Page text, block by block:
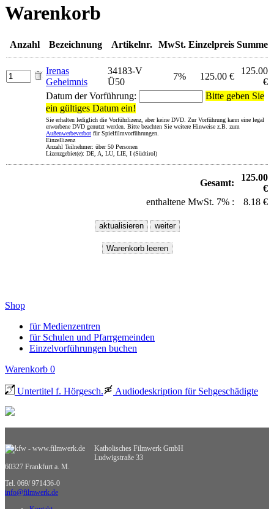
Warenkorb
Anzahl Bezeichnung Artikelnr. MwSt. Einzelpreis Summe
Irenas
Geheimnis
34183-V
Ü50
7% 125.00 €
125.00
€
Datum der Vorführung:
Bitte geben Sie
ein gültiges Datum ein!
Sie erhalten lediglich die Vorführlizenz, aber keine DVD. Zur Vorführung kann eine legal
erworbene DVD genutzt werden. Bitte beachten Sie weitere Hinweise z.B. zum
Außenwerbeverbot für Spielfilmvorführungen.
Einzellizenz
Anzahl Teilnehmer: über 50 Personen
Lizenzgebiet(e): DE, A, LU, LIE, I (Südtirol)
Gesamt:
125.00
€
enthaltene MwSt. 7% :
8.18 €
Shop
für Medienzentren
für Schulen und Pfarrgemeinden
Einzelvorführungen buchen
Warenkorb 0
Untertitel f. Hörgesch. Audiodeskription für Sehgeschädigte
Katholisches Filmwerk GmbH
Ludwigstraße 33
60327 Frankfurt a. M.
Tel. 069/ 971436-0
info@filmwerk.de